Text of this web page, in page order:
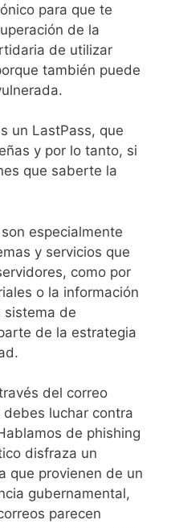
para que te
de la
de utilizar
también puede
un LastPass, que
y por lo tanto, si
que saberte la
especialmente
y servicios que
como por
o la información
sistema de
de la estrategia
del correo
luchar contra
de phishing
disfraza un
que provienen de un
gubernamental,
parecen